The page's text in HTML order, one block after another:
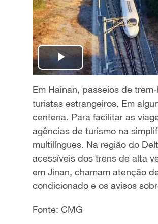
P
l
a
y
V
i
d
Em Hainan, passeios de
turistas estrangeiros. Em
centena. Para facilitar as
agências de turismo na
multilíngues. Na região do
acessíveis dos trens de alta
em Jinan, chamam atenção
condicionado e os avisos
Fonte: CMG